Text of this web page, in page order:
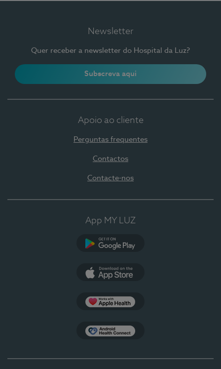
Newsletter
Quer receber a newsletter do Hospital da Luz?
Subscreva aqui
Apoio ao cliente
Perguntas frequentes
Contactos
Contacte-nos
App MY LUZ